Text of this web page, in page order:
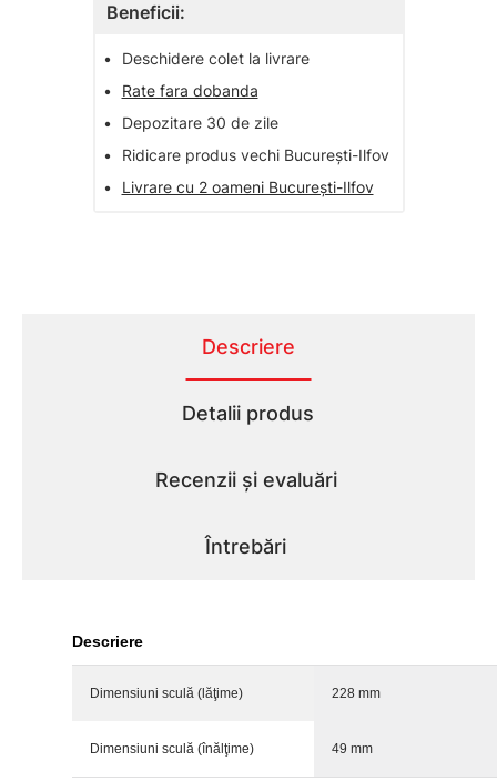
Beneficii:
•
Deschidere colet la livrare
•
Rate fara dobanda
•
Depozitare 30 de zile
•
Ridicare produs vechi București-Ilfov
•
Livrare cu 2 oameni București-Ilfov
Descriere
Detalii produs
Recenzii și evaluări
Întrebări
Descriere
Dimensiuni sculă (lăţime) 228 mm
Dimensiuni sculă (înălţime) 49 mm